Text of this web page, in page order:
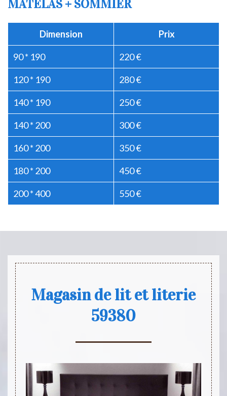
MATELAS + SOMMIER
Dimension Prix
90 * 190 220 €
120 * 190 280 €
140 * 190 250 €
140 * 200 300 €
160 * 200 350 €
180 * 200 450 €
200 * 400 550 €
Magasin de lit et literie
59380